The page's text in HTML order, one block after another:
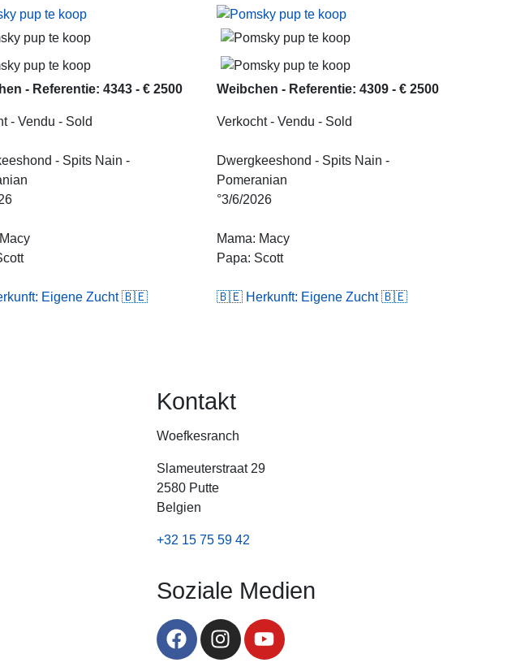
- Referentie: 4343 - € 2500
- Vendu - Sold
- Spits Nain -
Eigene Zucht 🇧🇪
Weibchen - Referentie: 4309 - € 2500
Verkocht - Vendu - Sold
Dwergkeeshond - Spits Nain -
Pomeranian
°3/6/2026
Mama: Macy
Papa: Scott
🇧🇪 Herkunft: Eigene Zucht 🇧🇪
Kontakt
Woefkesranch
Slameuterstraat 29
2580 Putte
Belgien
+32 15 75 59 42
Soziale Medien